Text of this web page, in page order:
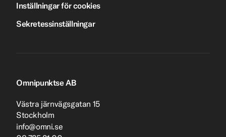
Inställningar för cookies
Sekretessinställningar
Omnipunktse AB
Västra järnvägsgatan 15
Stockholm
info@omni.se